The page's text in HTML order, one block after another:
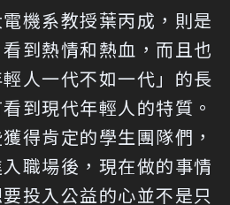
機系教授葉丙成，則是
到熱情和熱血，而且也
人一代不如一代」的長
到現代年輕人的特質。
得肯定的學生團隊們，
職場後，現在做的事情
投入公益的心並不是只